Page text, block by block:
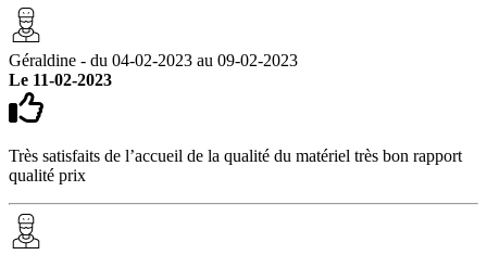
Géraldine - du 04-02-2023 au 09-02-2023
Le 11-02-2023
Très satisfaits de l’accueil de la qualité du matériel très bon rapport
qualité prix